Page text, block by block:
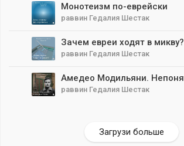
Монотеизм по-еврейски
раввин Гедалия Шестак
Зачем евреи ходят в микву?
раввин Гедалия Шестак
раввин Гедалия Шестак
Загрузи больше